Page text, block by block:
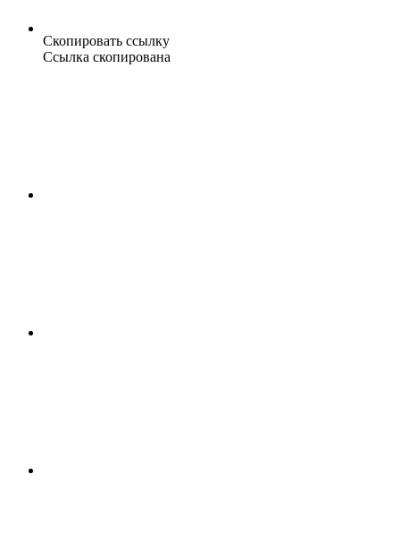
Скопировать ссылку
Ссылка скопирована